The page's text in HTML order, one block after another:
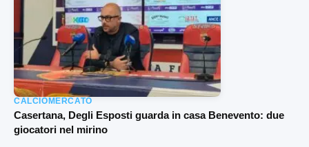
CALCIOMERCATO
Casertana, Degli Esposti guarda in casa Benevento: due
giocatori nel mirino